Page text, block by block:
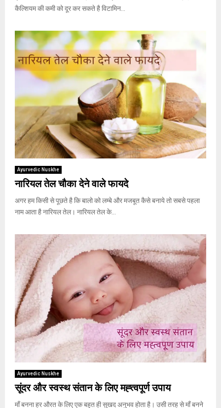
कैल्शियम की कमी को दूर कर सकते है विटामिन...
Ayurvedic Nuskhe
नारियल तेल चौका देने वाले फायदे
अगर हम किसी से पूछते है कि बालो को लम्बे और मजबूत कैसे बनाये तो सबसे पहला
नाम आता है नारियल तेल। नारियल तेल के...
Ayurvedic Nuskhe
सूंदर और स्वस्थ संतान के लिए मह्त्वपूर्ण उपाय
माँ बनना हर औरत के लिए एक बहुत ही सुखद अनुभव होता है। उसी तरह से माँ बनने